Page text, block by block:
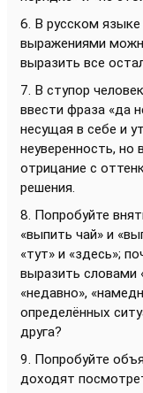
6. В русском
выражениями
выразить все
7. В ступор
ввести фраза «да
несущая в себе и
неуверенность,
отрицание с
решения.
8. Попробуйте
«выпить чай» и
«тут» и «здесь»;
выразить словами
«недавно»,
определённых
друга?
9. Попробуйте
доходят